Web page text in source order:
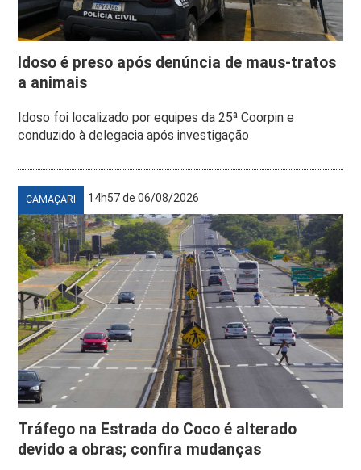
Idoso é preso após denúncia de maus-tratos
a animais
Idoso foi localizado por equipes da 25ª Coorpin e
conduzido à delegacia após investigação
CAMAÇARI 14h57 de 06/08/2026
Tráfego na Estrada do Coco é alterado
devido a obras; confira mudanças